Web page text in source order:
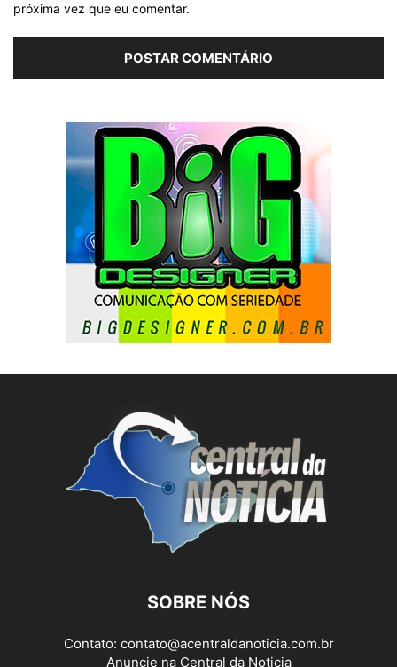
próxima vez que eu comentar.
SOBRE NÓS
Contato: contato@acentraldanoticia.com.br
Anuncie na Central da Noticia